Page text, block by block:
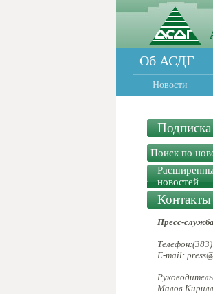
Об АСДГ
Новости
новостей
Контакты
Пресс-
E-mail:
Руководитель
Малов